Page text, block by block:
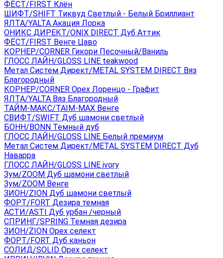
ФЁСТ/FIRST Клён
ШИФТ/SHIFT Тиквуд Светлый - Белый Бриллиант
ЯЛТА/YALTA Акация Лорка
ОНИКС ДИРЕКТ/ONIX DIRECT Дуб Аттик
ФЁСТ/FIRST Венге Цаво
КОРНЕР/CORNER Гикори Песочный/Ваниль
ГЛОСС ЛАЙН/GLOSS LINE teakwood
Метал Систем Директ/METAL SYSTEM DIRECT Вяз
Благородный
КОРНЕР/CORNER Орех Лоренцо - Графит
ЯЛТА/YALTA Вяз Благородный
ТАЙМ-МАКС/TAIM-MAX Венге
СВИФТ/SWIFT Дуб шамони светлый
БОНН/BONN Темный дуб
ГЛОСС ЛАЙН/GLOSS LINE Белый премиум
Метал Систем Директ/METAL SYSTEM DIRECT Дуб
Наварра
ГЛОСС ЛАЙН/GLOSS LINE ivory
Зум/ZOOM Дуб шамони светлый
Зум/ZOOM Венге
ЗИОН/ZION Дуб шамони светлый
ФОРТ/FORT Дезира темная
АСТИ/ASTI Дуб урбан /черный
СПРИНГ/SPRING Темная дезира
ЗИОН/ZION Орех селект
ФОРТ/FORT Дуб каньон
СОЛИД/SOLID Орех селект